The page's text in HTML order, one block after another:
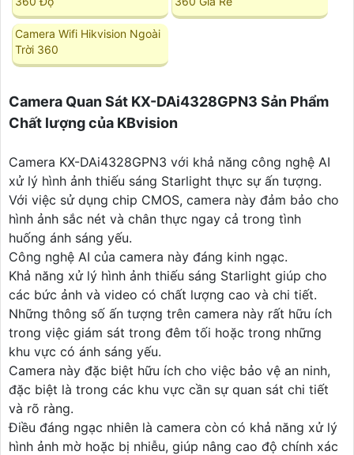
Camera Wifi Hikvision Ngoài
Trời 360
Camera Quan Sát KX-DAi4328GPN3 Sản Phẩm
Chất lượng của KBvision
Camera KX-DAi4328GPN3 với khả năng công nghệ AI
xử lý hình ảnh thiếu sáng Starlight thực sự ấn tượng.
Với việc sử dụng chip CMOS, camera này đảm bảo cho
hình ảnh sắc nét và chân thực ngay cả trong tình
huống ánh sáng yếu.
Công nghệ AI của camera này đáng kinh ngạc.
Khả năng xử lý hình ảnh thiếu sáng Starlight giúp cho
các bức ảnh và video có chất lượng cao và chi tiết.
Những thông số ấn tượng trên camera này rất hữu ích
trong việc giám sát trong đêm tối hoặc trong những
khu vực có ánh sáng yếu.
Camera này đặc biệt hữu ích cho việc bảo vệ an ninh,
đặc biệt là trong các khu vực cần sự quan sát chi tiết
và rõ ràng.
Điều đáng ngạc nhiên là camera còn có khả năng xử lý
hình ảnh mờ hoặc bị nhiễu, giúp nâng cao độ chính xác